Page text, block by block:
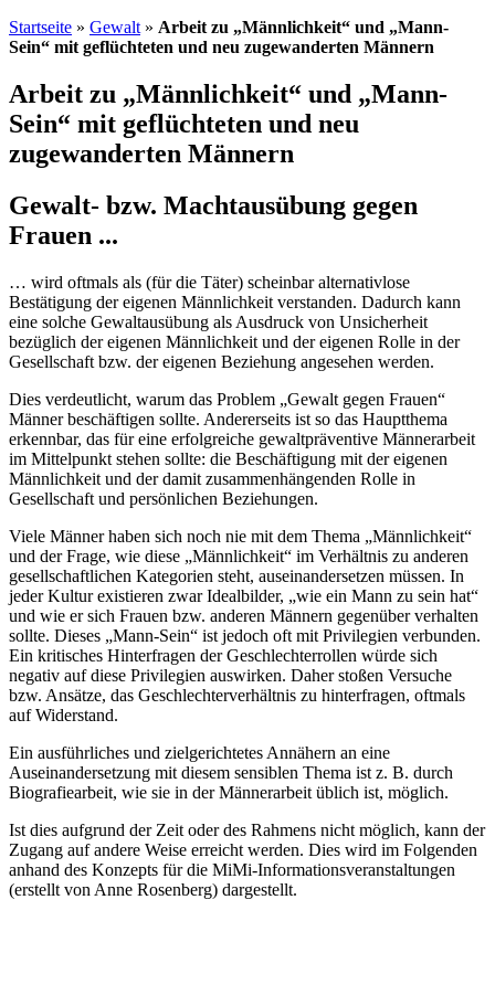
Startseite » Gewalt » Arbeit zu „Männlichkeit“ und „Mann-
Sein“ mit geflüchteten und neu zugewanderten Männern
Arbeit zu „Männlichkeit“ und „Mann-
Sein“ mit geflüchteten und neu
zugewanderten Männern
Gewalt- bzw. Machtausübung gegen
Frauen ...
… wird oftmals als (für die Täter) scheinbar alternativlose
Bestätigung der eigenen Männlichkeit verstanden. Dadurch kann
eine solche Gewaltausübung als Ausdruck von Unsicherheit
bezüglich der eigenen Männlichkeit und der eigenen Rolle in der
Gesellschaft bzw. der eigenen Beziehung angesehen werden.
Dies verdeutlicht, warum das Problem „Gewalt gegen Frauen“
Männer beschäftigen sollte. Andererseits ist so das Hauptthema
erkennbar, das für eine erfolgreiche gewaltpräventive Männerarbeit
im Mittelpunkt stehen sollte: die Beschäftigung mit der eigenen
Männlichkeit und der damit zusammenhängenden Rolle in
Gesellschaft und persönlichen Beziehungen.
Viele Männer haben sich noch nie mit dem Thema „Männlichkeit“
und der Frage, wie diese „Männlichkeit“ im Verhältnis zu anderen
gesellschaftlichen Kategorien steht, auseinandersetzen müssen. In
jeder Kultur existieren zwar Idealbilder, „wie ein Mann zu sein hat“
und wie er sich Frauen bzw. anderen Männern gegenüber verhalten
sollte. Dieses „Mann-Sein“ ist jedoch oft mit Privilegien verbunden.
Ein kritisches Hinterfragen der Geschlechterrollen würde sich
negativ auf diese Privilegien auswirken. Daher stoßen Versuche
bzw. Ansätze, das Geschlechterverhältnis zu hinterfragen, oftmals
auf Widerstand.
Ein ausführliches und zielgerichtetes Annähern an eine
Auseinandersetzung mit diesem sensiblen Thema ist z. B. durch
Biografiearbeit, wie sie in der Männerarbeit üblich ist, möglich.
Ist dies aufgrund der Zeit oder des Rahmens nicht möglich, kann der
Zugang auf andere Weise erreicht werden. Dies wird im Folgenden
anhand des Konzepts für die MiMi-Informationsveranstaltungen
(erstellt von Anne Rosenberg) dargestellt.